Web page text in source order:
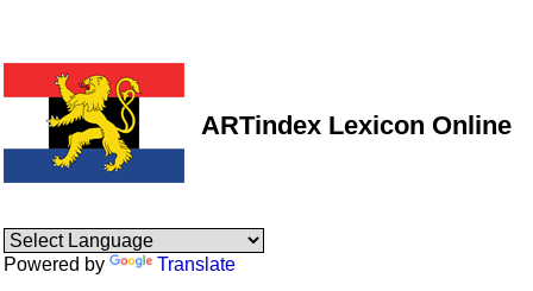
ARTindex Lexicon Online
Powered by Translate